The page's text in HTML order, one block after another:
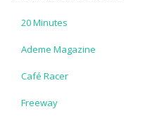
20 Minutes
Ademe Magazine
Café Racer
Freeway